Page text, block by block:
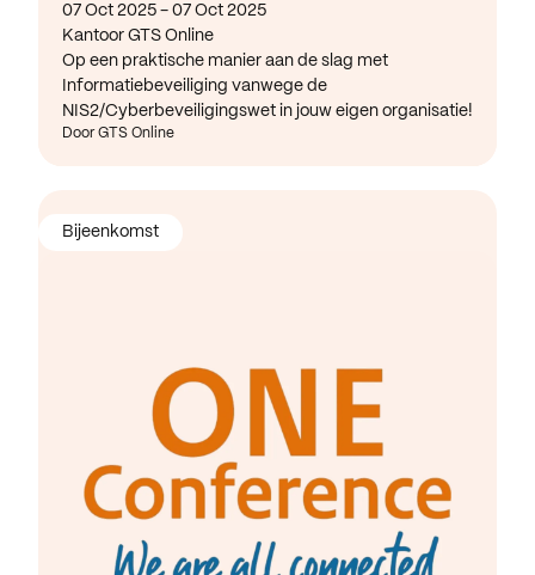
07 Oct 2025 - 07 Oct 2025
Kantoor GTS Online
Op een praktische manier aan de slag met
Informatiebeveiliging vanwege de
NIS2/Cyberbeveiligingswet in jouw eigen organisatie!
Door GTS Online
Bijeenkomst